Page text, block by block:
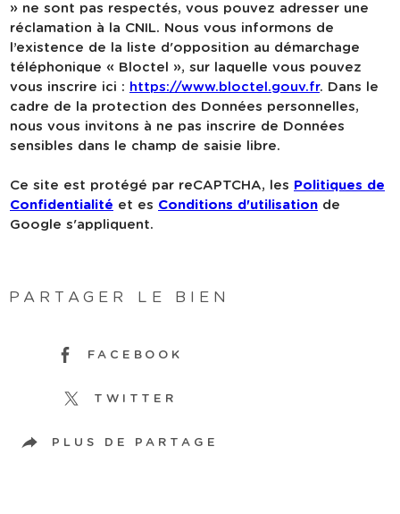
» ne sont pas respectés, vous pouvez adresser une
réclamation à la CNIL. Nous vous informons de
l’existence de la liste d'opposition au démarchage
téléphonique « Bloctel », sur laquelle vous pouvez
vous inscrire ici : https://www.bloctel.gouv.fr. Dans le
cadre de la protection des Données personnelles,
nous vous invitons à ne pas inscrire de Données
sensibles dans le champ de saisie libre.
Ce site est protégé par reCAPTCHA, les Politiques de
Confidentialité et es Conditions d'utilisation de
Google s'appliquent.
PARTAGER LE BIEN
FACEBOOK
TWITTER
PLUS DE PARTAGE